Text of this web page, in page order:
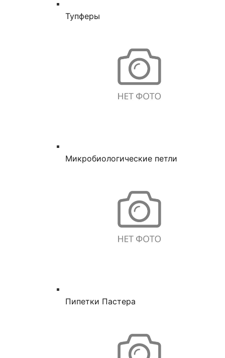
Тупферы
Микробиологические петли
Пипетки Пастера